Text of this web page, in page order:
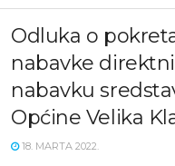
Odluka o
nabavke
nabavku
Općine Velika
18. MARTA 2022.